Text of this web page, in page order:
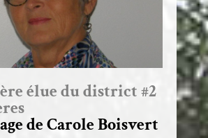
élue du district #2
de Carole Boisvert